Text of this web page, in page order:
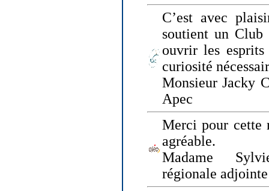
C’est avec
soutient un Club
ouvrir les
curiosité
Monsieur Jacky
Apec
Merci pour cette
agréable.
Madame
régionale